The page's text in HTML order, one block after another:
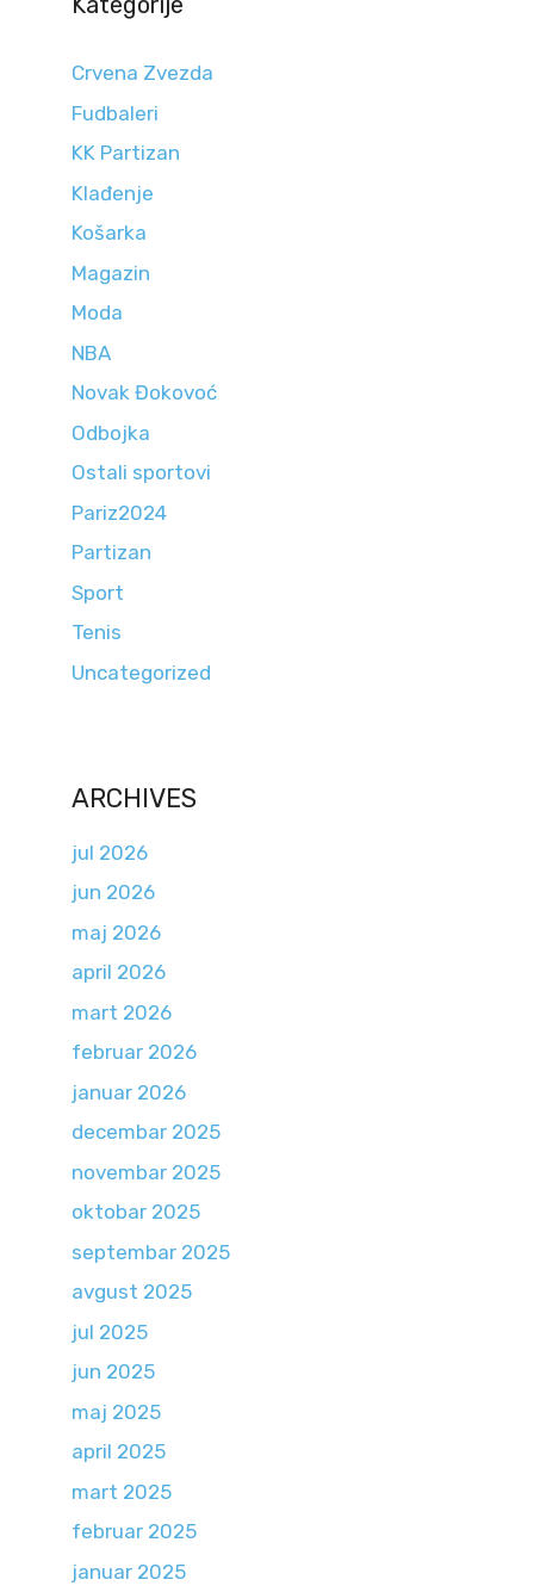
Crvena Zvezda
Fudbaleri
KK Partizan
Klađenje
Košarka
Magazin
Moda
NBA
Novak Đokovoć
Odbojka
Ostali sportovi
Pariz2024
Partizan
Sport
Tenis
Uncategorized
ARCHIVES
jul 2026
jun 2026
maj 2026
april 2026
mart 2026
februar 2026
januar 2026
decembar 2025
novembar 2025
oktobar 2025
septembar 2025
avgust 2025
jul 2025
jun 2025
maj 2025
april 2025
mart 2025
februar 2025
januar 2025